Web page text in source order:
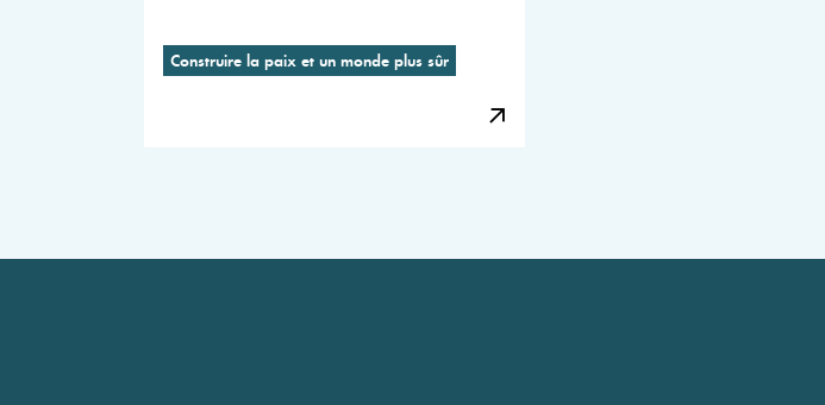
Construire la paix et un monde plus sûr